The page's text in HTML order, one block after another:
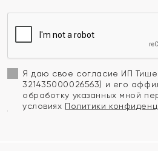
Я даю свое согласие ИП
321435000026563) и его
обработку указанных мной
условиях Политики